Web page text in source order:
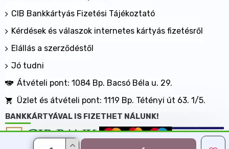
CIB Bankkártyás Fizetési Tájékoztató
Kérdések és válaszok internetes kártyás fizetésről
Elállás a szerződéstől
Jó tudni
Átvételi pont: 1084 Bp. Bacsó Béla u. 29.
Üzlet és átvételi pont: 1119 Bp. Tétényi út 63. 1/5.
BANKKÁRTYÁVAL IS FIZETHET NÁLUNK!